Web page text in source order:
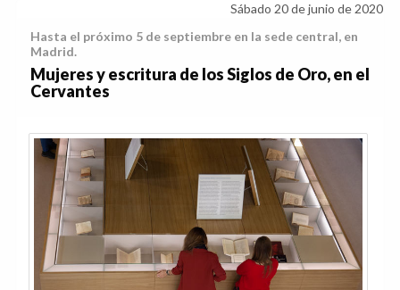
Sábado 20 de junio de 2020
Hasta el próximo 5 de septiembre en la sede central, en
Madrid.
Mujeres y escritura de los Siglos de Oro, en el
Cervantes